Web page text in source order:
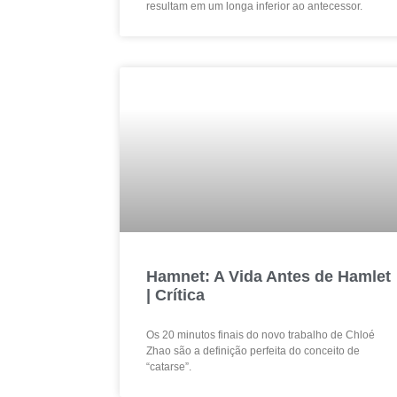
resultam em um longa inferior ao antecessor.
Hamnet: A Vida Antes de Hamlet
| Crítica
Os 20 minutos finais do novo trabalho de Chloé
Zhao são a definição perfeita do conceito de
“catarse”.